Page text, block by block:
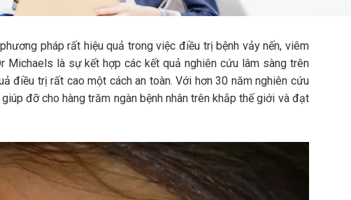
pháp rất hiệu quả trong việc điều trị bệnh vảy nến, viêm
Michaels là sự kết hợp các kết quả nghiên cứu lâm sàng trên
điều trị rất cao một cách an toàn. Với hơn 30 năm nghiên cứu
đỡ cho hàng trăm ngàn bệnh nhân trên khắp thế giới và đạt